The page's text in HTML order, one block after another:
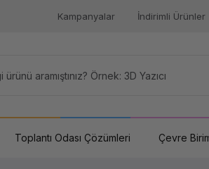
Kampanyalar İndirimli Ürünler
Toplantı Odası Çözümleri Çevre